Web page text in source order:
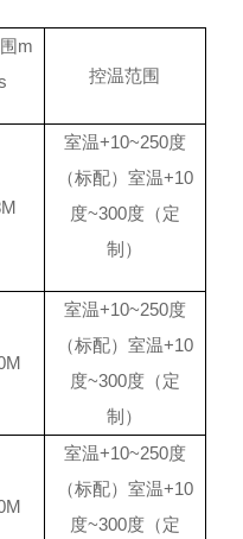
m
控温范围
室温+10~250度
（标配）室温+10
度~300度（定
制）
室温+10~250度
（标配）室温+10
度~300度（定
制）
室温+10~250度
（标配）室温+10
度~300度（定